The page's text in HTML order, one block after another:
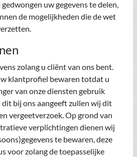
uw gegevens te delen,
de mogelijkheden die de wet
zolang u cliënt van ons bent.
klantprofiel bewaren totdat u
van onze diensten gebruik
dit bij ons aangeeft zullen wij dit
vergeetverzoek. Op grond van
verplichtingen dienen wij
te bewaren, deze
voor zolang de toepasselijke